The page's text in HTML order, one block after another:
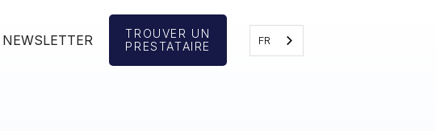
NEWSLETTER
TROUVER UN
PRESTATAIRE
FR